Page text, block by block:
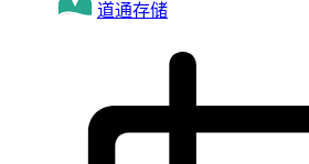
道通存储